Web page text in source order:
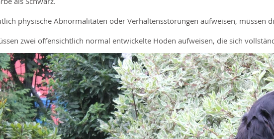
physische Abnormalitäten oder Verhaltensstörungen aufweisen, müssen
zwei offensichtlich normal entwickelte Hoden aufweisen, die sich